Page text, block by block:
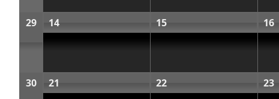
29 14 15 16
30 21 22 23